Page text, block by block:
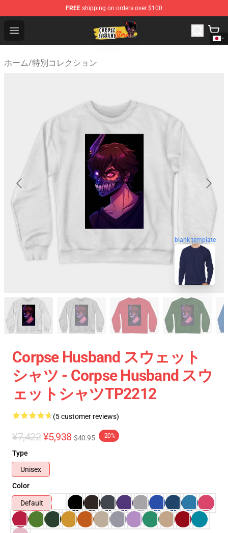
FREE shipping on orders over $100
Open menu
Corpse Husband Shop - Official Corpse Husband
ホーム/特別コレクション
blank template
Corpse Husband スウェット
シャツ - Corpse Husband スウ
ェットシャツTP2212
(5 customer reviews)
¥7,422 ¥5,938 $40.95 -20%
Type
Unisex
Color
Default